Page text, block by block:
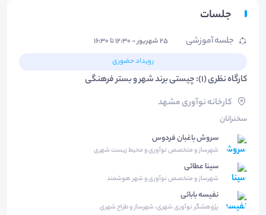
جلسات
جلسه آموزشی
۲۵ شهریور - ۱۲:۳۰ تا ۱۶:۳۰
رویداد حضوری
کارگاه نظری (1): چیستی برند شهر و بستر فرهنگی
کارخانه نوآوری مشهد
سخنرانان
سروش باغبان فردوس
شهرساز و متخصص نوآوری و محیط زیست شهری
سینا عطائی
شهرساز و متخصص نوآوری و شهر هوشمند
نفیسه بابائی
پژوهشگر نوآوری شهری، شهرساز و طراح شهری